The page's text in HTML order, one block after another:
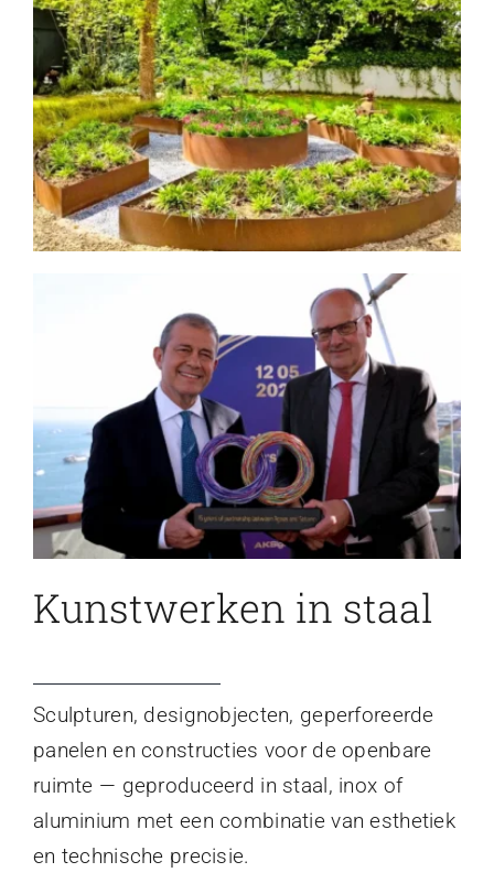
Kunstwerken in staal
Sculpturen, designobjecten, geperforeerde
panelen en constructies voor de openbare
ruimte — geproduceerd in staal, inox of
aluminium met een combinatie van esthetiek
en technische precisie.